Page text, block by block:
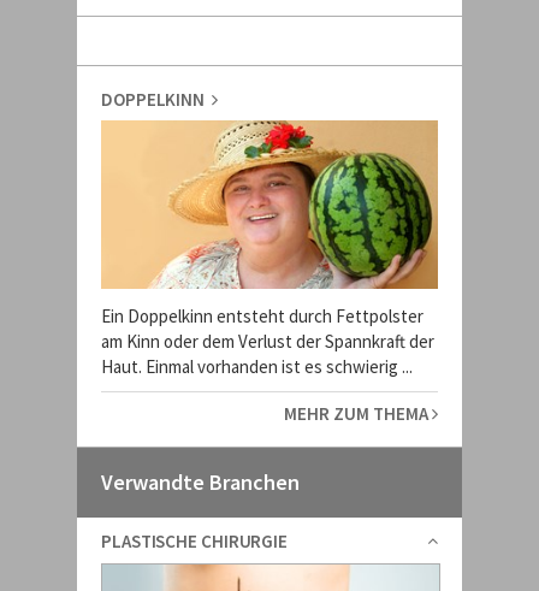
DOPPELKINN
Ein Doppelkinn entsteht durch Fettpolster
am Kinn oder dem Verlust der Spannkraft der
Haut. Einmal vorhanden ist es schwierig ...
MEHR ZUM THEMA
Verwandte Branchen
PLASTISCHE CHIRURGIE